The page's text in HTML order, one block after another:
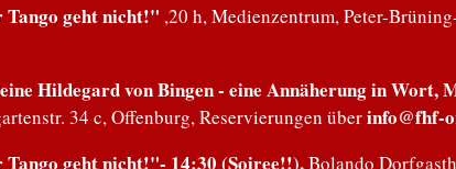
geht nicht!" ,20 h, Medienzentrum, Peter-
Hildegard von Bingen - eine Annäherung in Wort,
34 c, Offenburg, Reservierungen überinfo@fhf-
geht nicht!"- 14:30 (Soiree!!),Bolando